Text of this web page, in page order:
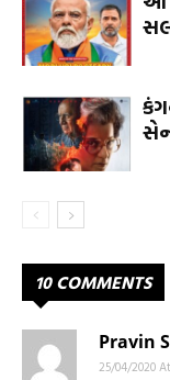
10 COMMENTS
Pravin
25/04/2020